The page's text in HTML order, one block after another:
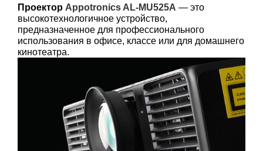
Проектор Appotronics AL-MU525A — это
высокотехнологичное устройство,
предназначенное для профессионального
использования в офисе, классе или для домашнего
кинотеатра.